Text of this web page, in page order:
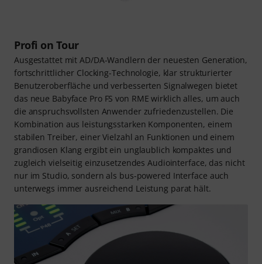
Profi on Tour
Ausgestattet mit AD/DA-Wandlern der neuesten Generation,
fortschrittlicher Clocking-Technologie, klar strukturierter
Benutzeroberfläche und verbesserten Signalwegen bietet
das neue Babyface Pro FS von RME wirklich alles, um auch
die anspruchsvollsten Anwender zufriedenzustellen. Die
Kombination aus leistungsstarken Komponenten, einem
stabilen Treiber, einer Vielzahl an Funktionen und einem
grandiosen Klang ergibt ein unglaublich kompaktes und
zugleich vielseitig einzusetzendes Audiointerface, das nicht
nur im Studio, sondern als bus-powered Interface auch
unterwegs immer ausreichend Leistung parat hält.